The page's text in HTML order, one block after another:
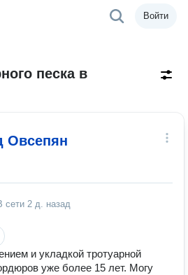
Войти
песка в
Овсепян
сети 2 д. назад
и укладкой тротуарной
уже более 15 лет. Могу